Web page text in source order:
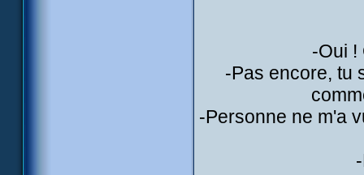
-Oui !
-Pas encore, tu
-Personne ne m'a